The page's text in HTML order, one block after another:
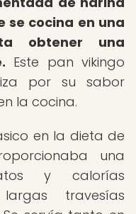
se cocina en una
obtener una
Este pan vikingo
por su sabor
la cocina.
en la dieta de
una
y calorías
travesías